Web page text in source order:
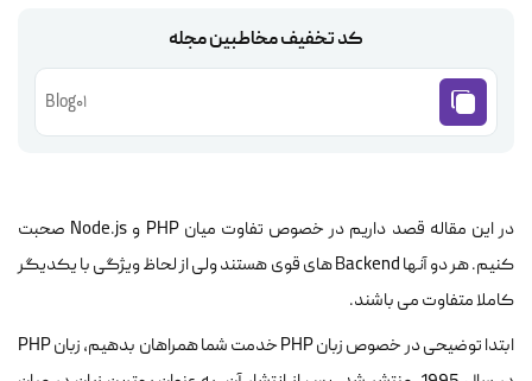
کد تخفیف مخاطبین مجله
Blog01
در این مقاله قصد داریم در خصوص تفاوت میان PHP و Node.js صحبت
کنیم. هر دو آنها Backend های قوی هستند ولی از لحاظ ویژگی با یکدیگر
کاملا متفاوت می باشند.
ابتدا توضیحی در خصوص زبان PHP خدمت شما همراهان بدهیم، زبان PHP